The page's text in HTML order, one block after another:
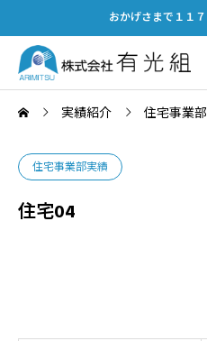
おかげさまで１１
実績紹介 住宅事業
住宅事業部実績
住宅04